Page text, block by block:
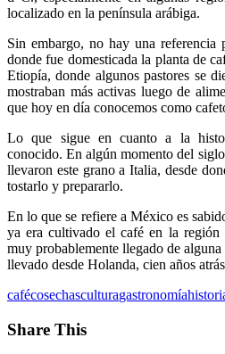
localizado en la península arábiga.
Sin embargo, no hay una
donde fue domesticada la planta de
Etiopía, donde algunos pastores se
mostraban más activas luego de
que hoy en día conocemos como
Lo que sigue en cuanto a la
conocido. En algún momento del
llevaron este grano a Italia, desde
tostarlo y prepararlo.
En lo que se refiere a México es
ya era cultivado el café en la región
muy probablemente llegado de
llevado desde Holanda, cien años
cafécosechasculturagastronomía
Share This